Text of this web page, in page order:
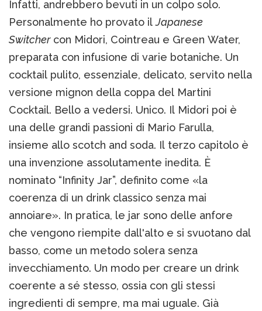
Infatti, andrebbero bevuti in un colpo solo.
Personalmente ho provato ilJapanese
Switchercon Midori, Cointreau e Green Water,
preparata con infusione di varie botaniche. Un
cocktail pulito, essenziale, delicato, servito nella
versione mignon della coppa del Martini
Cocktail. Bello a vedersi. Unico. Il Midori poi è
una delle grandi passioni di Mario Farulla,
insieme allo scotch and soda. Il terzo capitolo è
una invenzione assolutamente inedita. È
nominato “Infinity Jar”, definito come «la
coerenza di un drink classico senza mai
annoiare». In pratica, le jar sono delle anfore
che vengono riempite dall'alto e si svuotano dal
basso, come un metodo solera senza
invecchiamento. Un modo per creare un drink
coerente a sé stesso, ossia con gli stessi
ingredienti di sempre, ma mai uguale. Già